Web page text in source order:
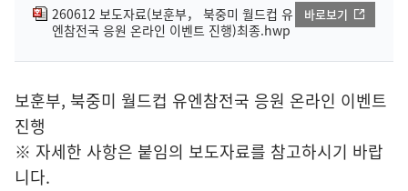
260612 보도자료(보훈부， 북중미 월드컵 유
엔참전국 응원 온라인 이벤트 진행)최종.hwp
바로보기
보훈부, 북중미 월드컵 유엔참전국 응원 온라인 이벤트
진행
※ 자세한 사항은 붙임의 보도자료를 참고하시기 바랍
니다.